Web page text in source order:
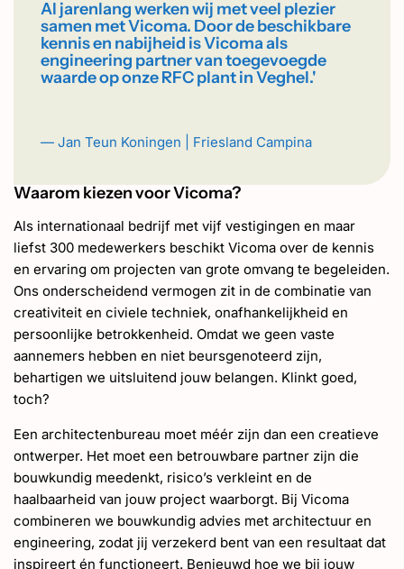
Al jarenlang werken wij met veel plezier
samen met Vicoma. Door de beschikbare
kennis en nabijheid is Vicoma als
engineering partner van toegevoegde
waarde op onze RFC plant in Veghel.'
— Jan Teun Koningen | Friesland Campina
Waarom kiezen voor Vicoma?
Als internationaal bedrijf met vijf vestigingen en maar
liefst 300 medewerkers beschikt Vicoma over de kennis
en ervaring om projecten van grote omvang te begeleiden.
Ons onderscheidend vermogen zit in de combinatie van
creativiteit en civiele techniek, onafhankelijkheid en
persoonlijke betrokkenheid. Omdat we geen vaste
aannemers hebben en niet beursgenoteerd zijn,
behartigen we uitsluitend jouw belangen. Klinkt goed,
toch?
Een architectenbureau moet méér zijn dan een creatieve
ontwerper. Het moet een betrouwbare partner zijn die
bouwkundig meedenkt, risico’s verkleint en de
haalbaarheid van jouw project waarborgt. Bij Vicoma
combineren we bouwkundig advies met architectuur en
engineering, zodat jij verzekerd bent van een resultaat dat
inspireert én functioneert. Benieuwd hoe we bij jouw